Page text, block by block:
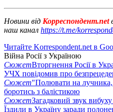
Новини від Корреспондент.net
наш канал https://t.me/
Читайте Korrespondent.net в
Війна Росії з Україною
СюжетВторгнення Росії в
УЧХ повідомив про
Сюжет"Полювати на лучника,
боротись з балістикою
СюжетЗагадковий звук
Їздили в Україну заради